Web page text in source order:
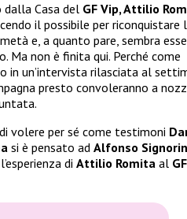
dalla Casa del GF Vip, Attilio
il possibile per riconquistare
e, a quanto pare, sembra
Ma non è finita qui. Perché come
in un’intervista rilasciata al
presto convoleranno a
volere per sé come testimoni
si è pensato ad Alfonso
di Attilio Romita al